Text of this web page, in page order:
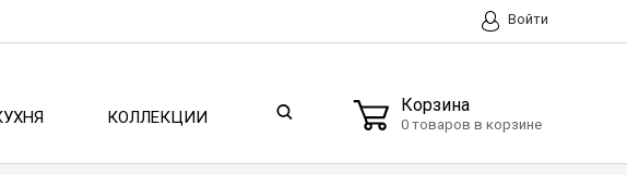
Войти
КОЛЛЕКЦИИ
Корзина
0 товаров в корзине